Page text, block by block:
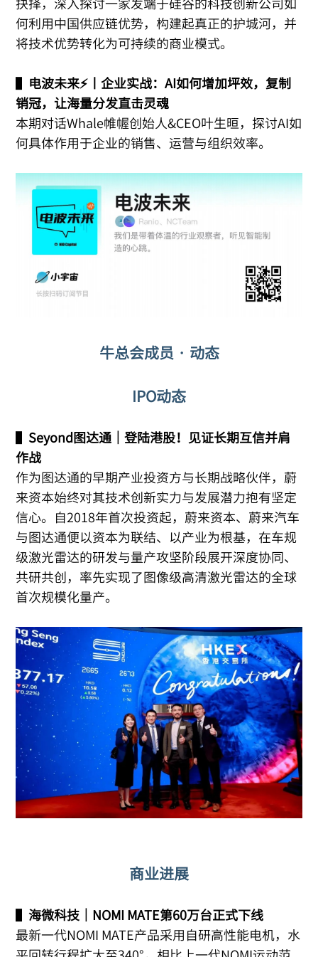
何利用中国供应链优势，构建起真正的护城河，并
将技术优势转化为可持续的商业模式。
▌ 电波未来⚡️丨企业实战：AI如何增加坪效，复制
销冠，让海量分发直击灵魂
本期对话Whale帷幄创始人&CEO叶生晅，探讨AI如
何具体作用于企业的销售、运营与组织效率。
牛总会成员 · 动态
IPO动态
▌ Seyond图达通｜登陆港股！见证长期互信并肩
作战
作为图达通的早期产业投资方与长期战略伙伴，蔚
来资本始终对其技术创新实力与发展潜力抱有坚定
信心。自2018年首次投资起，蔚来资本、蔚来汽车
与图达通便以资本为联结、以产业为根基，在车规
级激光雷达的研发与量产攻坚阶段展开深度协同、
共研共创，率先实现了图像级高清激光雷达的全球
首次规模化量产。
商业进展
▌ 海微科技｜NOMI MATE第60万台正式下线
最新一代NOMI MATE产品采用自研高性能电机，水